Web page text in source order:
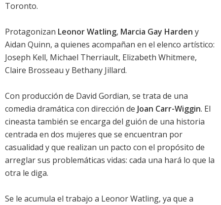
Toronto.
Protagonizan Leonor Watling, Marcia Gay Harden y
Aidan Quinn, a quienes acompañan en el elenco artístico:
Joseph Kell, Michael Therriault, Elizabeth Whitmere,
Claire Brosseau y Bethany Jillard.
Con producción de David Gordian, se trata de una
comedia dramática con dirección de Joan Carr-Wiggin. El
cineasta también se encarga del guión de una historia
centrada en dos mujeres que se encuentran por
casualidad y que realizan un pacto con el propósito de
arreglar sus problemáticas vidas: cada una hará lo que la
otra le diga.
Se le acumula el trabajo a Leonor Watling, ya que a